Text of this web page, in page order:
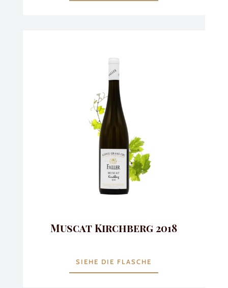
Muscat Kirchberg 2018
SIEHE DIE FLASCHE